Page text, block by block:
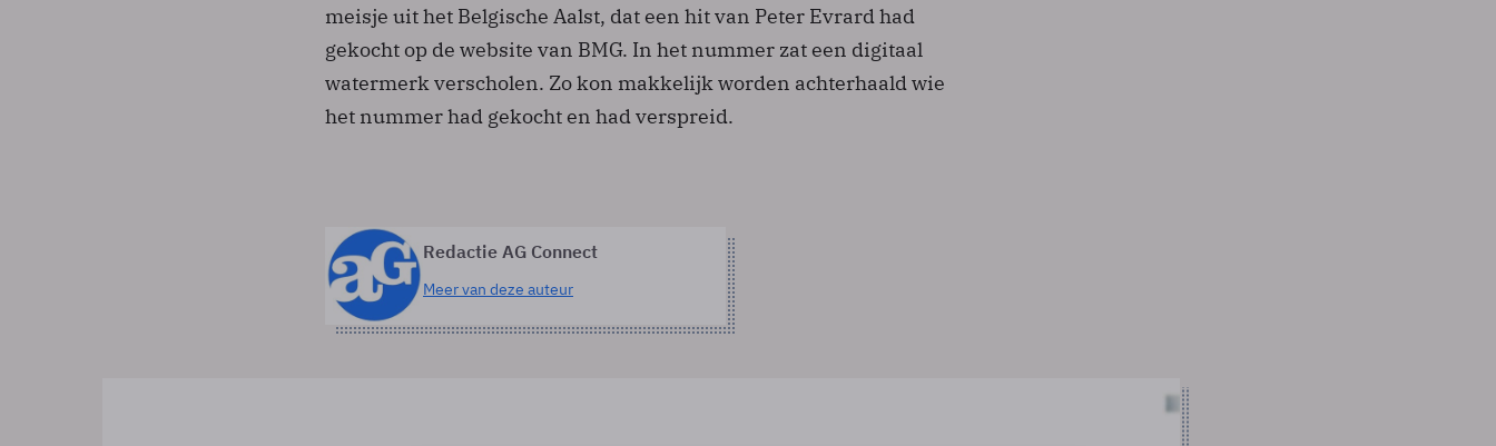
meisje uit het Belgische Aalst, dat een hit van Peter Evrard had
gekocht op de website van BMG. In het nummer zat een digitaal
watermerk verscholen. Zo kon makkelijk worden achterhaald wie
het nummer had gekocht en had verspreid.
Redactie AG Connect
Meer van deze auteur